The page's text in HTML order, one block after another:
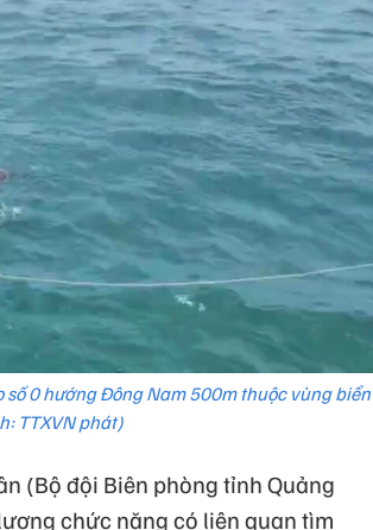
0 hướng Đông Nam 500m thuộc vùng biển
TTXVN phát)
(Bộ đội Biên phòng tỉnh Quảng
chức năng có liên quan tìm